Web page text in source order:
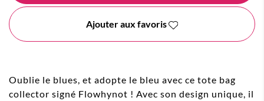
Ajouter aux favoris
Oublie le blues, et adopte le bleu avec ce tote bag
collector signé Flowhynot ! Avec son design unique, il